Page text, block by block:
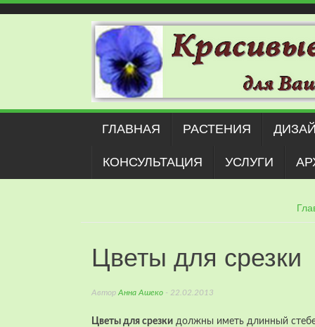
Наверх
ГЛАВНАЯ РАСТЕНИЯ
КОНСУЛЬТАЦИЯ УСЛУГИ
Цветы для срезки
Автор Анна Ашеко - 22.02.2013
Цветы для срезки должны иметь длинный